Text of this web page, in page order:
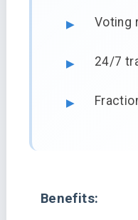
Voting
24/7
Benefits: